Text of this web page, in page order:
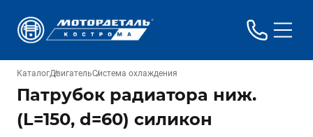
КаталогДвигательСистема охлаждения
Патрубок радиатора ниж.
(L=150, d=60) силикон